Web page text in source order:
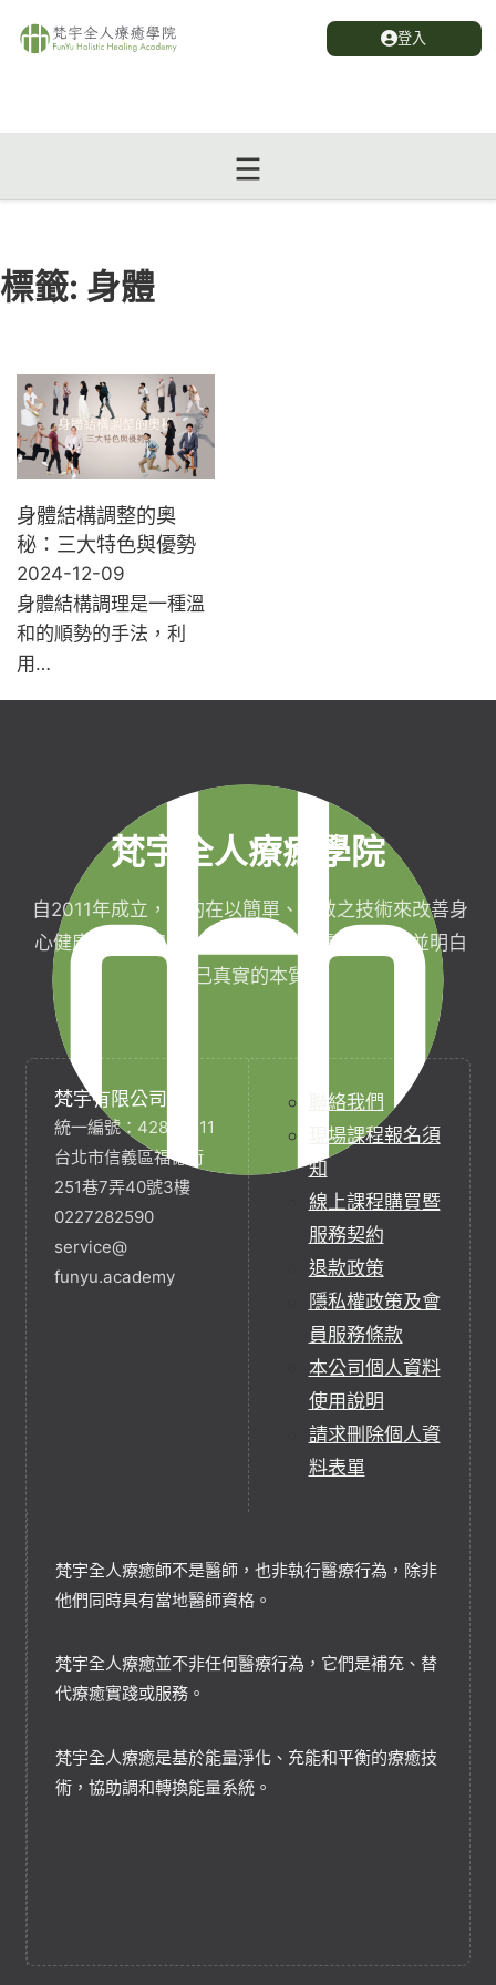
登入
標籤: 身體
身體結構調整的奧
秘：三大特色與優勢
2024-12-09
身體結構調理是一種溫
和的順勢的手法，利
用…
梵宇全人療癒學院
自2011年成立，目的在以簡單、有效之技術來改善身
心健康，協助完成生命目標與實現靈性生活，並明白
自己真實的本質。
梵宇有限公司
統一編號：42854211
台北市信義區福德街
251巷7弄40號3樓
0227282590
service@
funyu.academy
聯絡我們
現場課程報名須
知
線上課程購買暨
服務契約
退款政策
隱私權政策及會
員服務條款
本公司個人資料
使用說明
請求刪除個人資
料表單
梵宇全人療癒師不是醫師，也非執行醫療行為，除非
他們同時具有當地醫師資格。
梵宇全人療癒並不非任何醫療行為，它們是補充、替
代療癒實踐或服務。
梵宇全人療癒是基於能量淨化、充能和平衡的療癒技
術，協助調和轉換能量系統。